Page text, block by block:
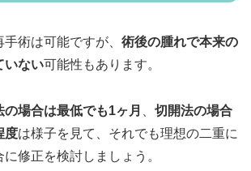
術は可能ですが、 術後の腫れで本来の
いない可能性もあります。
の場合は最低でも1ヶ月
切開法の場合
度は様子を見て、それでも理想の二重に
修正を検討しましょう。